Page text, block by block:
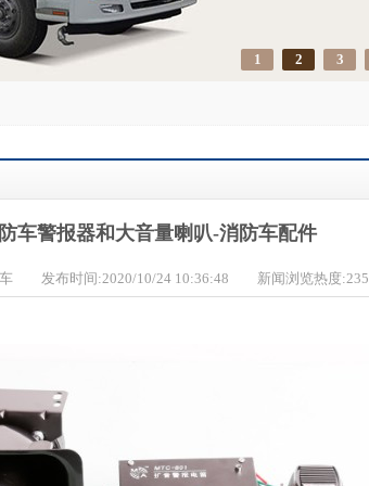
1 2 3
车警报器和大音量喇叭-消防车配件
车 发布时间:2020/10/24 10:36:48 新闻浏览热度:235